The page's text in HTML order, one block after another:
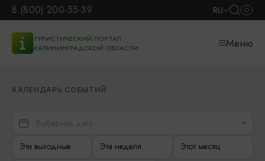
8 (800) 200-55-39 RU
ТУРИСТИЧЕСКИЙ ПОРТАЛ
КАЛИНИНГРАДСКОЙ ОБЛАСТИ
Меню
КАЛЕНДАРЬ СОБЫТИЙ
Эти выходные Эта неделя Этот месяц